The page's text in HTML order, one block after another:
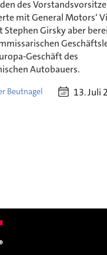
des
mit General Motors‘
Stephen Girsky aber
Geschäft des
Autobauers.
Beutnagel 13. Juli